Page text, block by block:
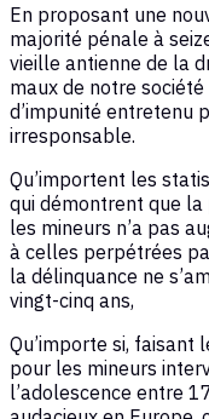
En proposant une
majorité pénale à
vieille antienne de la
maux de notre
d’impunité entretenu
irresponsable.
Qu’importent les
qui démontrent que
les mineurs n’a pas
à celles perpétrées
la délinquance ne
vingt-cinq ans,
Qu’importe si, faisant
pour les mineurs
l’adolescence entre